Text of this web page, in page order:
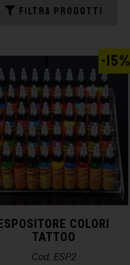
FILTRA PRODOTTI
COLORI
TATTOO
Cod. ESP2
-15%